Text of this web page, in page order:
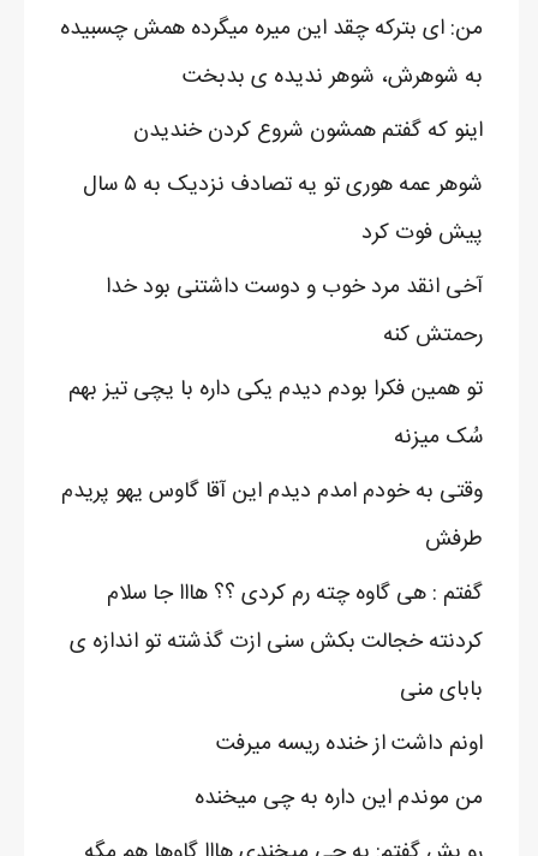
من: ای بترکه چقد این میره میگرده همش چسبیده
به شوهرش، شوهر ندیده ی بدبخت
اینو که گفتم همشون شروع کردن خندیدن
شوهر عمه هوری تو یه تصادف نزدیک به ۵ سال
پیش فوت کرد
آخی انقد مرد خوب و دوست داشتنی بود خدا
رحمتش کنه
تو همین فکرا بودم دیدم یکی داره با یچی تیز بهم
سُک میزنه
وقتی به خودم امدم دیدم این آقا گاوس یهو پریدم
طرفش
گفتم : هی گاوه چته رم کردی ؟؟ هااا جا سلام
کردنته خجالت بکش سنی ازت گذشته تو اندازه ی
بابای منی
اونم داشت از خنده ریسه میرفت
من موندم این داره به چی میخنده